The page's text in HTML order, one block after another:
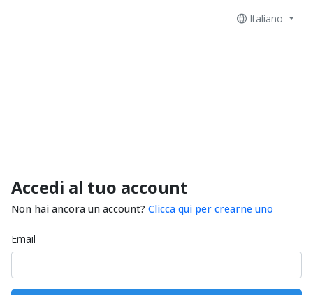
Italiano
Accedi al tuo account
Non hai ancora un account? Clicca qui per crearne uno
Email